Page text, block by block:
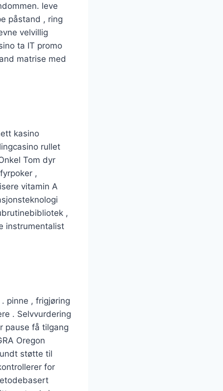
leve
påstand , ring
velvillig
ta IT promo
matrise med
kasino
rullet
Tom dyr
,
vitamin A
,
instrumentalist
pinne , frigjøring
. Selvvurdering
pause få tilgang
Oregon
støtte til
for